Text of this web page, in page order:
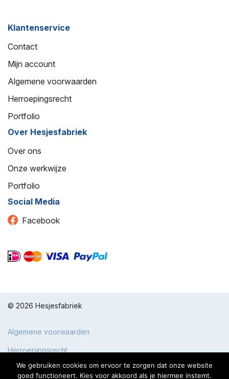
Klantenservice
Contact
Mijn account
Algemene voorwaarden
Herroepingsrecht
Portfolio
Over Hesjesfabriek
Over ons
Onze werkwijze
Portfolio
Social Media
Facebook
© 2026 Hesjesfabriek
Algemene voorwaarden
Herroepingsrecht
Design en Realisatie doorDynalogical
We gebruiken cookies om ervoor te zorgen dat onze website
goed functioneert. Kies voor akkoord als je hiermee instemt.